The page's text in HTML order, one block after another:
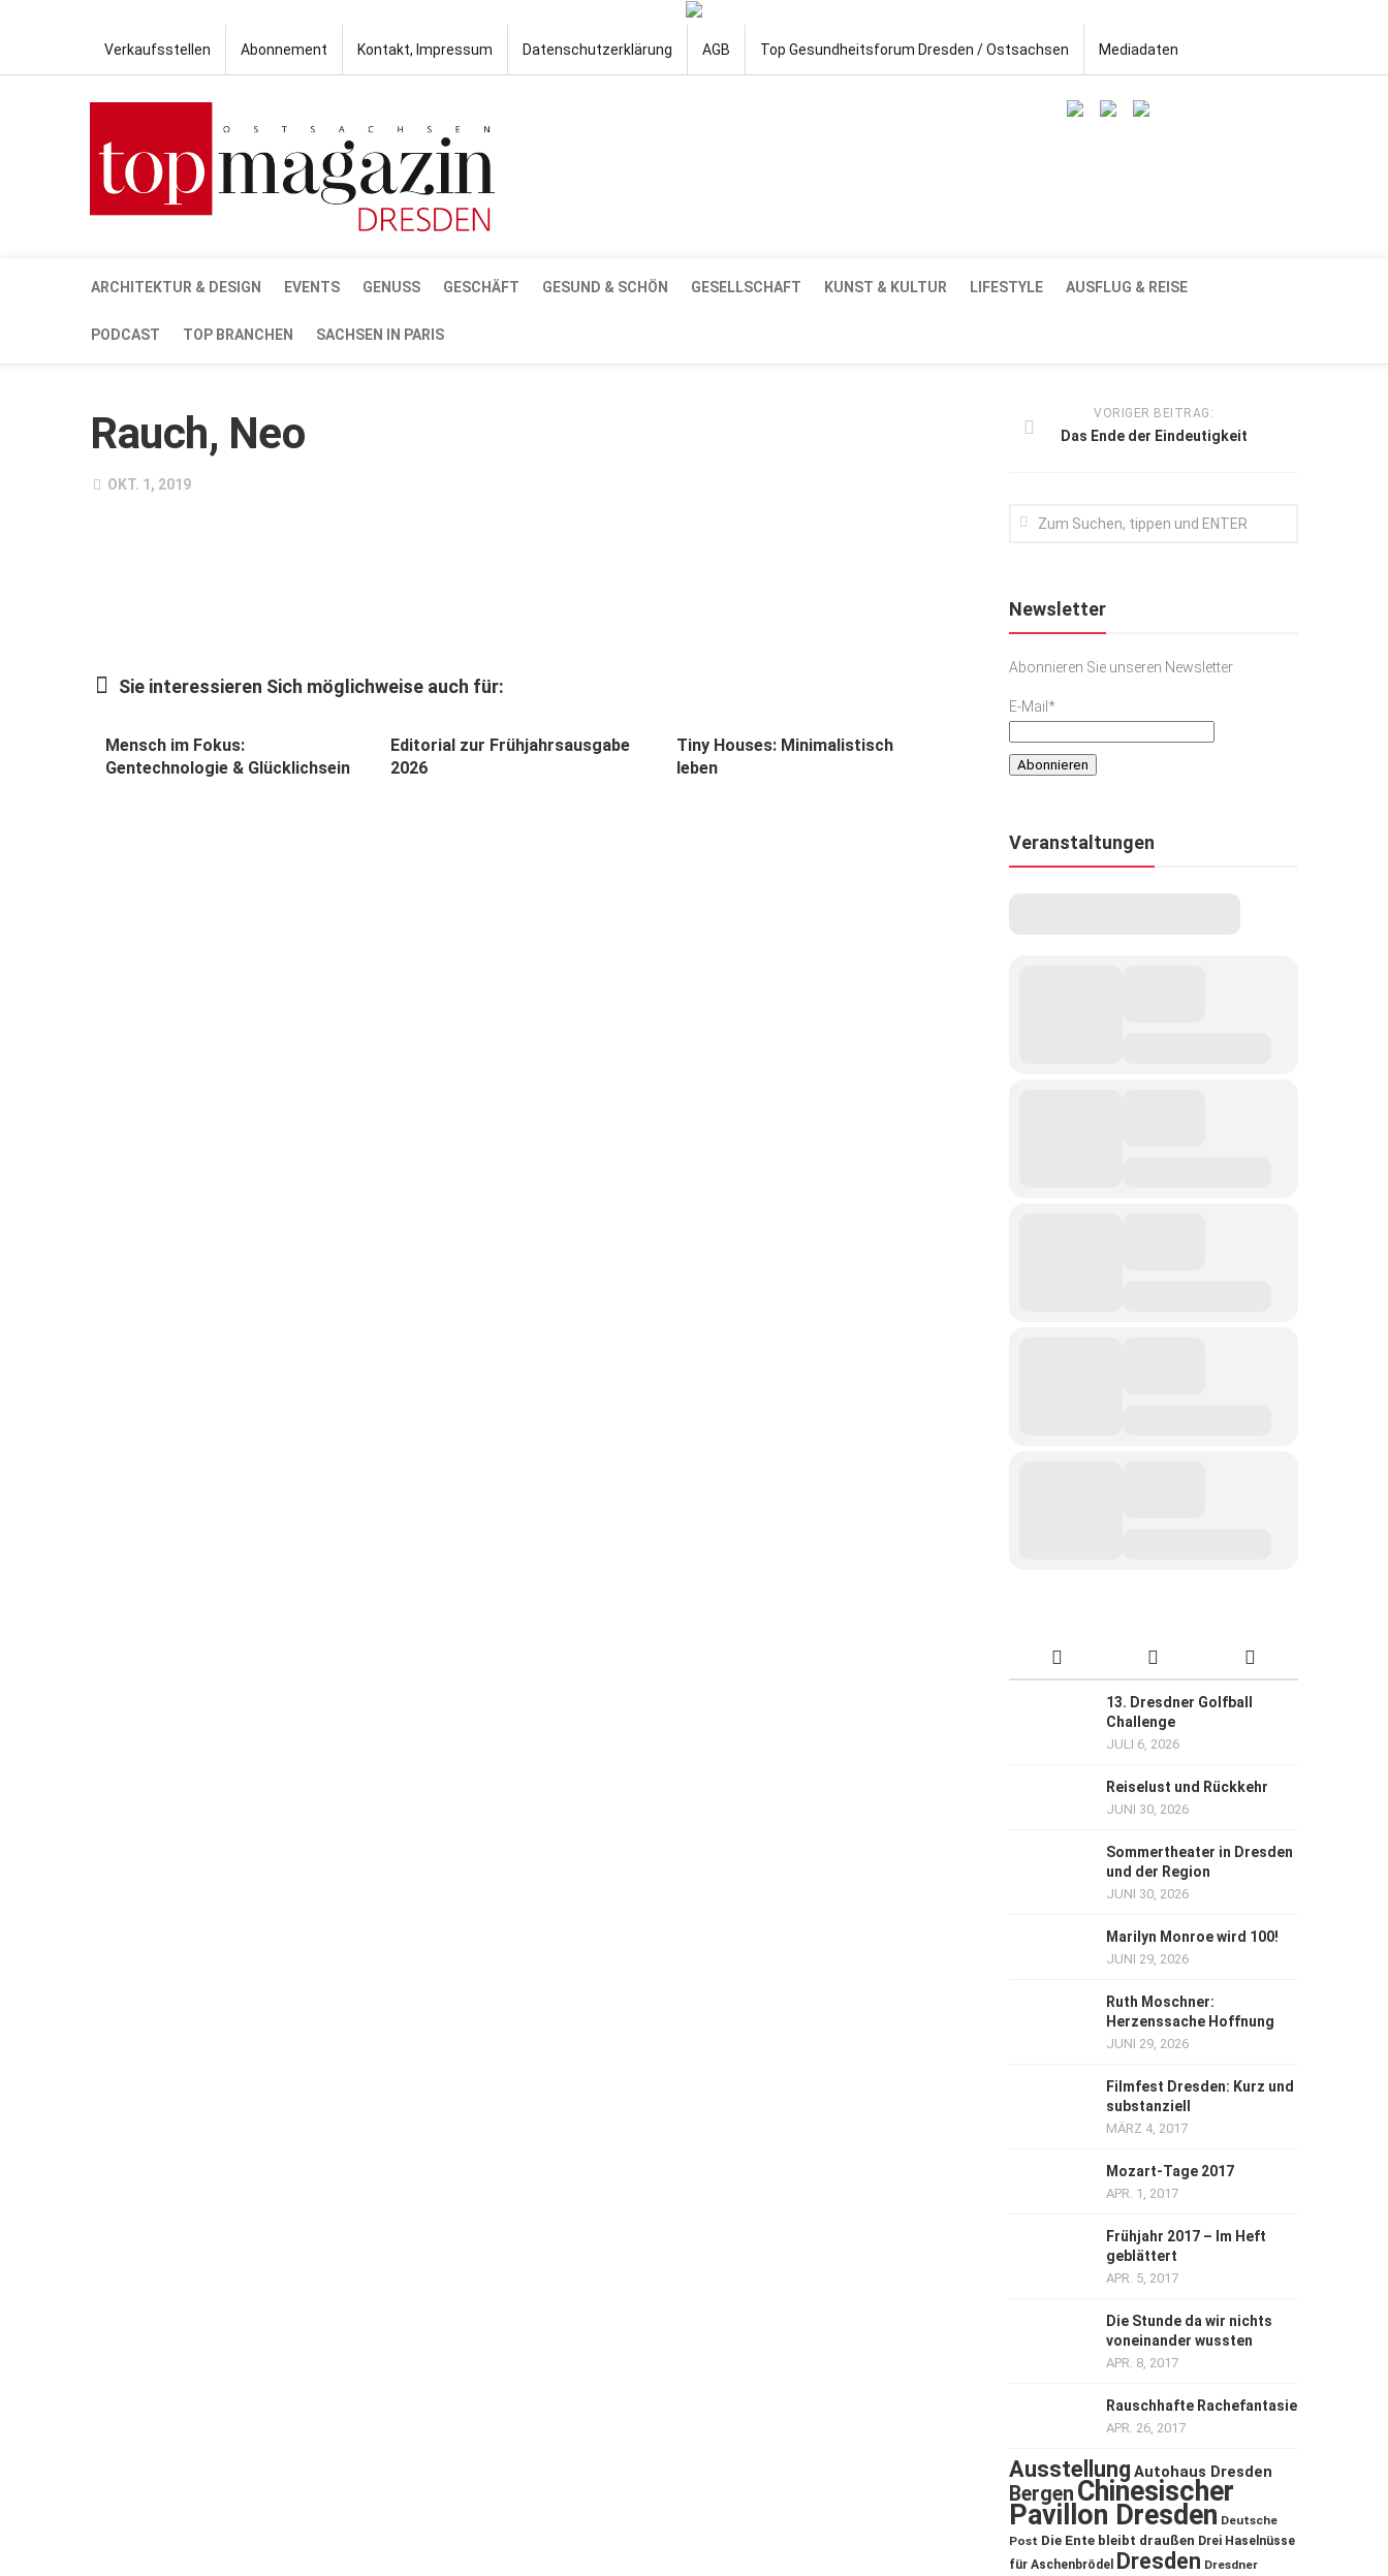
Verkaufsstellen Abonnement Kontakt, Impressum Datenschutzerklärung AGB Top Gesundheitsforum Dresden / Ostsachsen Mediadaten
ARCHITEKTUR & DESIGN EVENTS GENUSS GESCHÄFT GESUND & SCHÖN GESELLSCHAFT KUNST & KULTUR LIFESTYLE AUSFLUG & REISE
PODCAST TOP BRANCHEN SACHSEN IN PARIS
Rauch, Neo
OKT. 1, 2019
Sie interessieren Sich möglichweise auch für:
Mensch im Fokus:
Gentechnologie & Glücklichsein
Editorial zur Frühjahrsausgabe
2026
Tiny Houses: Minimalistisch
leben
VORIGER BEITRAG:
Das Ende der Eindeutigkeit
Newsletter
Abonnieren Sie unseren Newsletter
E-Mail*
Veranstaltungen
13. Dresdner Golfball
Challenge
JULI 6, 2026
Reiselust und Rückkehr
JUNI 30, 2026
Sommertheater in Dresden
und der Region
JUNI 30, 2026
Marilyn Monroe wird 100!
JUNI 29, 2026
Ruth Moschner:
Herzenssache Hoffnung
JUNI 29, 2026
Filmfest Dresden: Kurz und
substanziell
MÄRZ 4, 2017
Mozart-Tage 2017
APR. 1, 2017
Frühjahr 2017 – Im Heft
geblättert
APR. 5, 2017
Die Stunde da wir nichts
voneinander wussten
APR. 8, 2017
Rauschhafte Rachefantasie
APR. 26, 2017
Ausstellung Autohaus Dresden
Bergen Chinesischer
Pavillon Dresden Deutsche
Post Die Ente bleibt draußen Drei Haselnüsse
für Aschenbrödel
Dresden Dresdner